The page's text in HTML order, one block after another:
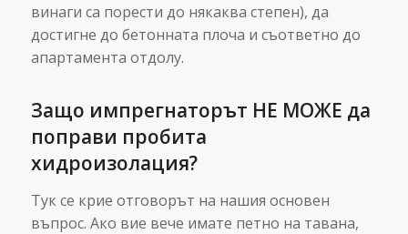
винаги са порести до някаква степен), да
достигне до бетонната плоча и съответно до
апартамента отдолу.
Защо импрегнаторът НЕ МОЖЕ да
поправи пробита
хидроизолация?
Тук се крие отговорът на нашия основен
въпрос. Ако вие вече имате петно на тавана,